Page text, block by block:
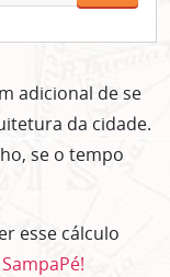
adicional de se
da cidade.
se o tempo
esse cálculo
SampaPé!